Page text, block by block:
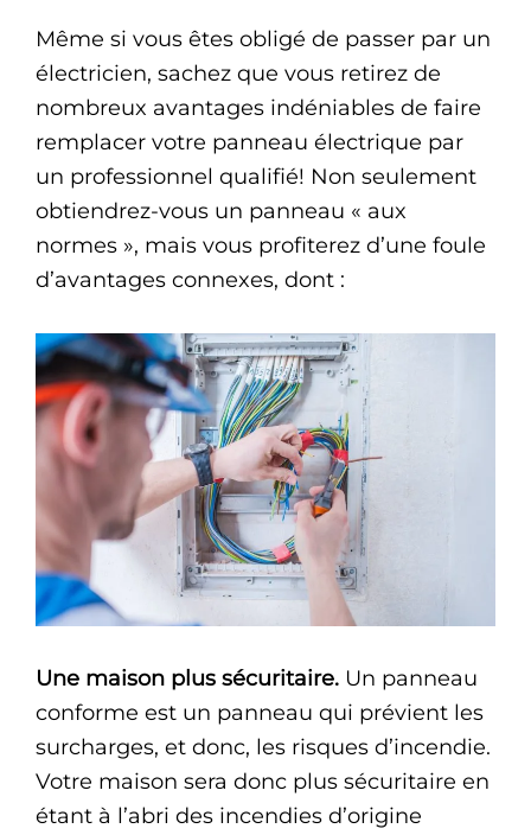
Même si vous êtes obligé de passer par un
électricien, sachez que vous retirez de
nombreux avantages indéniables de faire
remplacer votre panneau électrique par
un professionnel qualifié! Non seulement
obtiendrez-vous un panneau « aux
normes », mais vous profiterez d’une foule
d’avantages connexes, dont :
Une maison plus sécuritaire. Un panneau
conforme est un panneau qui prévient les
surcharges, et donc, les risques d’incendie.
Votre maison sera donc plus sécuritaire en
étant à l’abri des incendies d’origine